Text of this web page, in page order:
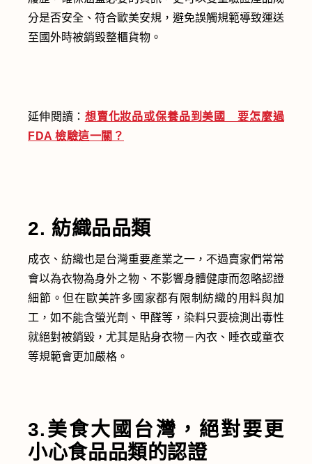
分是否安全、符合歐美安規，避免誤觸規範導致運送
至國外時被銷毀整櫃貨物。
延伸閱讀： 想賣化妝品或保養品到美國 要怎麼過
FDA 檢驗這一關？
2. 紡織品品類
成衣、紡織也是台灣重要產業之一，不過賣家們常常
會以為衣物為身外之物、不影響身體健康而忽略認證
細節。但在歐美許多國家都有限制紡織的用料與加
工，如不能含螢光劑、甲醛等，染料只要檢測出毒性
就絕對被銷毀，尤其是貼身衣物－內衣、睡衣或童衣
等規範會更加嚴格。
3.美食大國台灣，絕對要更
小心食品品類的認證